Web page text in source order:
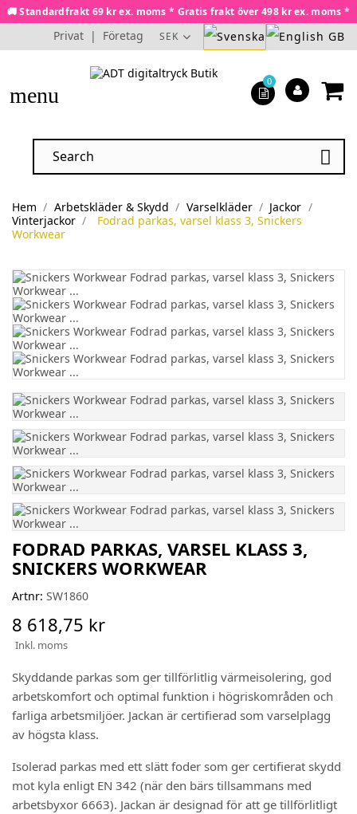
🚚 Standardfrakt 69 kr ex. moms * Gratis frakt över 498 kr ex. moms *
Privat | Företag SEK
menu

0
Hem Arbetskläder & Skydd Varselkläder
Jackor
Vinterjackor
Fodrad parkas, varsel klass 3, Snickers
Workwear
FODRAD PARKAS, VARSEL KLASS 3,
SNICKERS WORKWEAR
Artnr: SW1860
8 618,75 kr
Inkl. moms
Skyddande parkas som ger tillförlitlig värmeisolering, god
arbetskomfort och optimal funktion i högriskområden och
farliga arbetsmiljöer. Jackan är certifierad som varselplagg
av högsta klass.
Isolerad parkas med ett slätt foder som ger certifierat skydd
mot kyla enligt EN 342 (när den bärs tillsammans med
arbetsbyxor 6663). Jackan är designad för att ge tillförlitligt